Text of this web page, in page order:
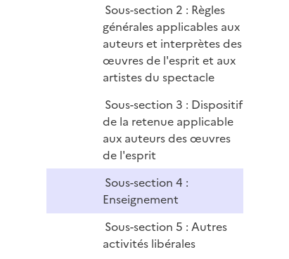
Sous-section 2 : Règles
générales applicables aux
auteurs et interprètes des
œuvres de l'esprit et aux
artistes du spectacle
Sous-section 3 : Dispositif
de la retenue applicable
aux auteurs des œuvres
de l'esprit
Sous-section 4 :
Enseignement
Sous-section 5 : Autres
activités libérales